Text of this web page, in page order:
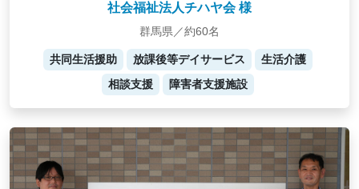
社会福祉法人チハヤ会 様
群馬県／約60名
共同生活援助 放課後等デイサービス
生活介護
相談支援
障害者支援施設